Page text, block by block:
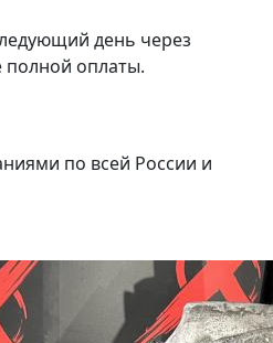
день через
полной оплаты.
по всей России и